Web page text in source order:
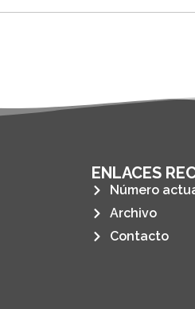
ENLACES
Número
Archivo
Contacto